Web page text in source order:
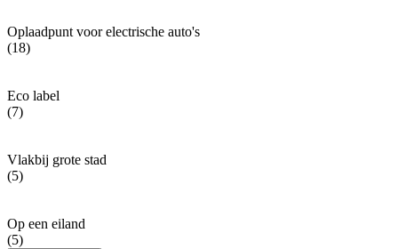
Oplaadpunt voor electrische auto's
(18)
Eco label
(7)
Vlakbij grote stad
(5)
Op een eiland
(5)